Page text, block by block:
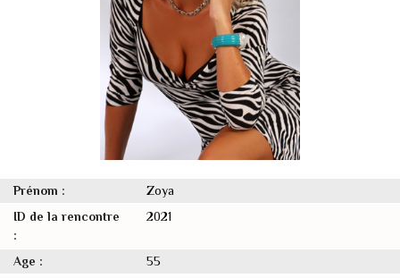
Prénom :
Zoya
ID de la rencontre
:
2021
Age :
55